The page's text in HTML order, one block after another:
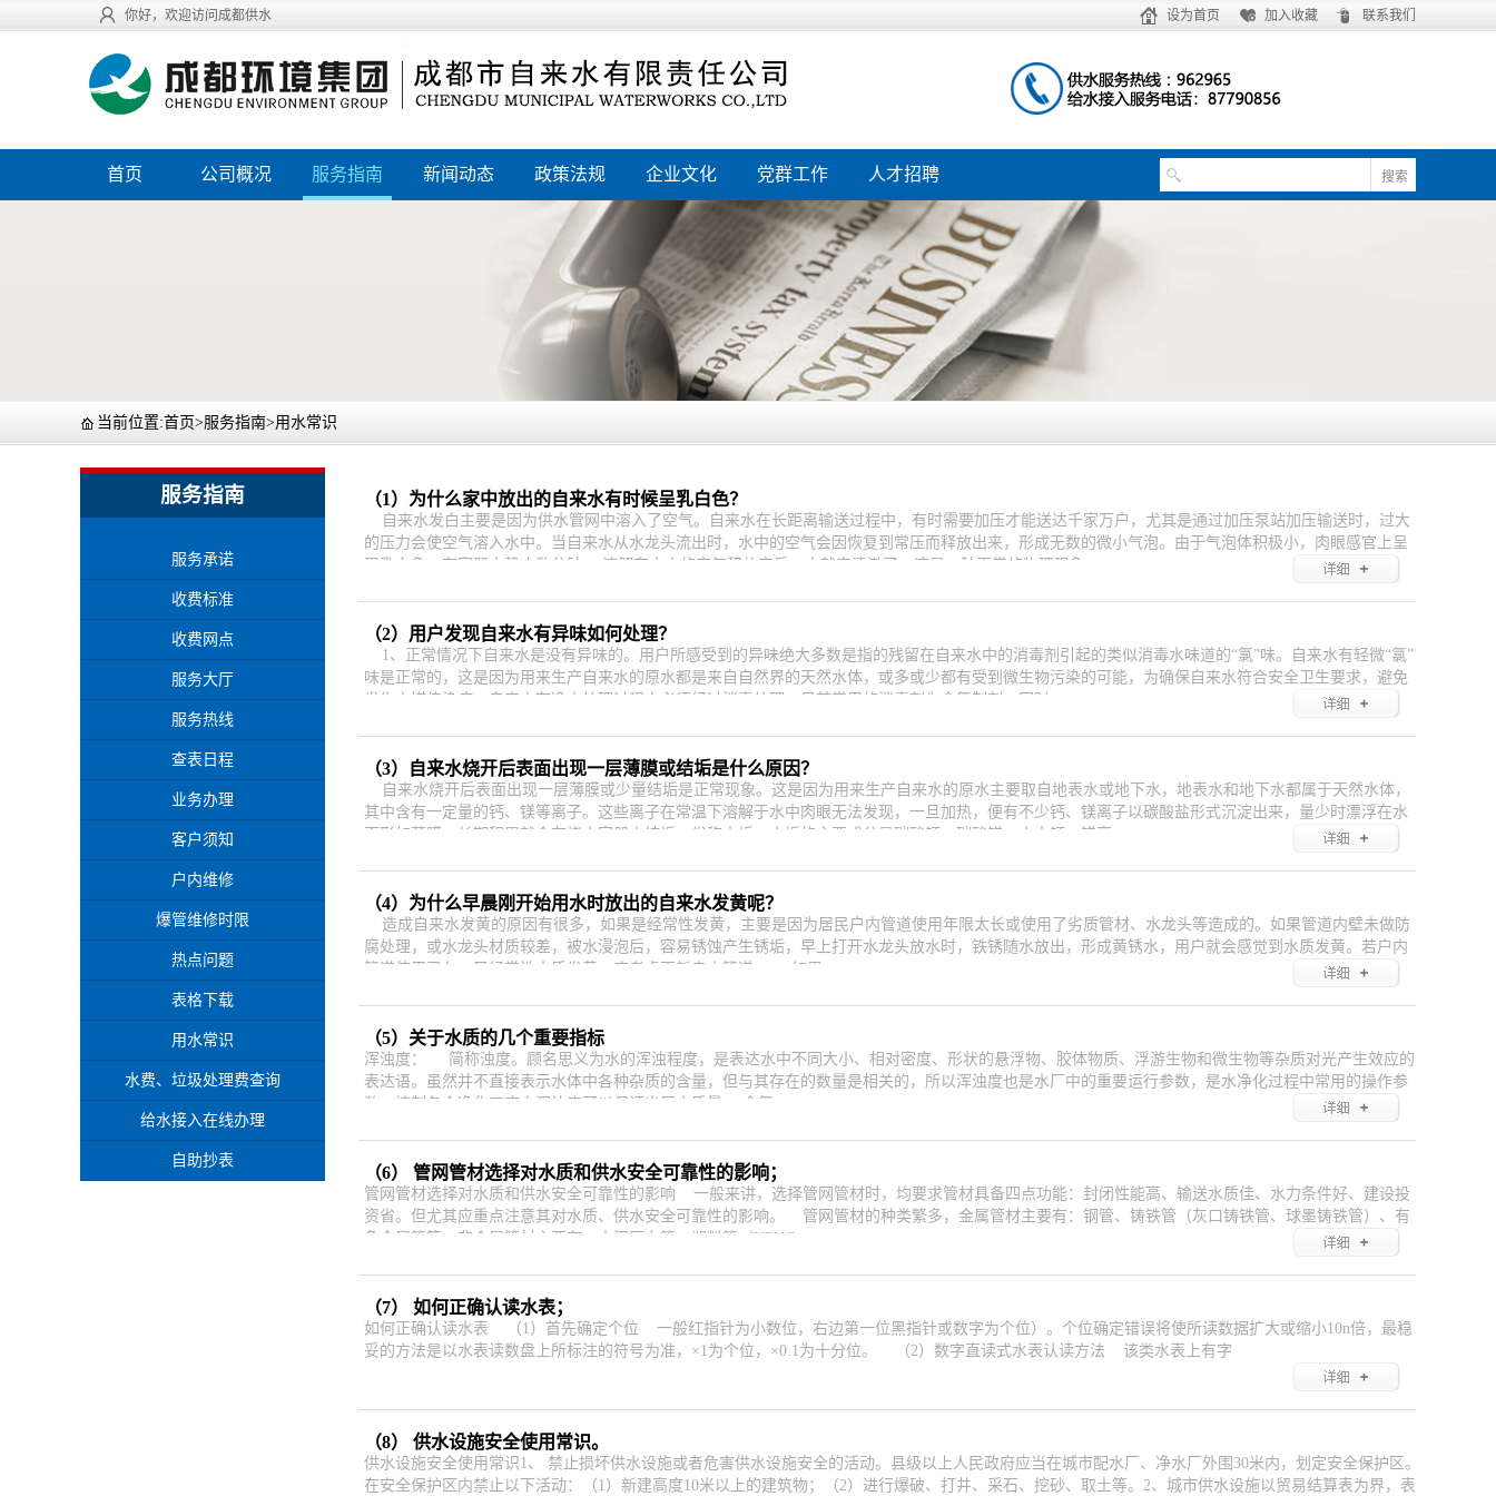
你好，欢迎访问成都供水 设为首页 加入收藏 联系我们
首页 公司概况 服务指南 新闻动态 政策法规 企业文化 党群工作 人才招聘
当前位置:首页>服务指南>用水常识
服务指南
服务承诺
收费标准
收费网点
服务大厅
服务热线
查表日程
业务办理
客户须知
户内维修
爆管维修时限
热点问题
表格下载
用水常识
水费、垃圾处理费查询
给水接入在线办理
自助抄表
（1）为什么家中放出的自来水有时候呈乳白色？
自来水发白主要是因为供水管网中溶入了空气。自来水在长距离输送过程中，有时需要加压才能送达千家万户，尤其是通过加压泵站加压输送时，过大
的压力会使空气溶入水中。当自来水从水龙头流出时，水中的空气会因恢复到常压而释放出来，形成无数的微小气泡。由于气泡体积极小，肉眼感官上呈
现乳白色。在容器中静止数分钟， 溶解在水中的空气释放完后，水就变清澈了。这是一种正常的物理现象，
（2）用户发现自来水有异味如何处理？
1、正常情况下自来水是没有异味的。用户所感受到的异味绝大多数是指的残留在自来水中的消毒剂引起的类似消毒水味道的“氯”味。自来水有轻微“氯”
味是正常的，这是因为用来生产自来水的原水都是来自自然界的天然水体，或多或少都有受到微生物污染的可能，为确保自来水符合安全卫生要求，避免
发生水媒传染病，自来水在净水处理过程中必须经过消毒处理，目前常用的消毒剂为含氯制剂。同时，
（3）自来水烧开后表面出现一层薄膜或结垢是什么原因？
自来水烧开后表面出现一层薄膜或少量结垢是正常现象。这是因为用来生产自来水的原水主要取自地表水或地下水，地表水和地下水都属于天然水体，
其中含有一定量的钙、镁等离子。这些离子在常温下溶解于水中肉眼无法发现，一旦加热，便有不少钙、镁离子以碳酸盐形式沉淀出来，量少时漂浮在水
面形如薄膜，长期积累就会在烧水容器内结垢，俗称水垢。水垢的主要成分是碳酸钙、碳酸镁。水中钙、镁离
（4）为什么早晨刚开始用水时放出的自来水发黄呢？
造成自来水发黄的原因有很多，如果是经常性发黄，主要是因为居民户内管道使用年限太长或使用了劣质管材、水龙头等造成的。如果管道内壁未做防
腐处理，或水龙头材质较差，被水浸泡后，容易锈蚀产生锈垢，早上打开水龙头放水时，铁锈随水放出，形成黄锈水，用户就会感觉到水质发黄。若户内
管道使用已久，又经常性水质发黄，应考虑更新户内管道。 如果
（5）关于水质的几个重要指标
浑浊度： 简称浊度。顾名思义为水的浑浊程度，是表达水中不同大小、相对密度、形状的悬浮物、胶体物质、浮游生物和微生物等杂质对光产生效应的
表达语。虽然并不直接表示水体中各种杂质的含量，但与其存在的数量是相关的，所以浑浊度也是水厂中的重要运行参数，是水净化过程中常用的操作参
数，控制各个净化工序中浑浊度可以保证出厂水质量。 余氯：
（6） 管网管材选择对水质和供水安全可靠性的影响；
管网管材选择对水质和供水安全可靠性的影响 一般来讲，选择管网管材时，均要求管材具备四点功能：封闭性能高、输送水质佳、水力条件好、建设投
资省。但尤其应重点注意其对水质、供水安全可靠性的影响。 管网管材的种类繁多，金属管材主要有：钢管、铸铁管（灰口铸铁管、球墨铸铁管）、有
色金属管等，非金属管材主要有：水泥压力管、塑料管（UPVC、
（7） 如何正确认读水表；
如何正确认读水表 （1）首先确定个位 一般红指针为小数位，右边第一位黑指针或数字为个位）。个位确定错误将使所读数据扩大或缩小10n倍，最稳
妥的方法是以水表读数盘上所标注的符号为准，×1为个位，×0.1为十分位。 （2）数字直读式水表认读方法 该类水表上有字
（8） 供水设施安全使用常识。
供水设施安全使用常识1、 禁止损坏供水设施或者危害供水设施安全的活动。县级以上人民政府应当在城市配水厂、净水厂外围30米内，划定安全保护区。
在安全保护区内禁止以下活动：（1）新建高度10米以上的建筑物；（2）进行爆破、打井、采石、挖砂、取土等。2、城市供水设施以贸易结算表为界，表